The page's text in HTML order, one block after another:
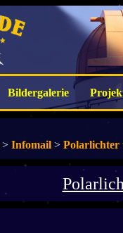
Bildergalerie
> Infomail > Polarlichter